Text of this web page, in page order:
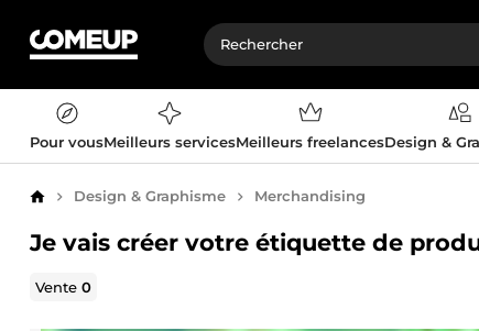
Pour vousMeilleurs servicesMeilleurs freelancesDesign &
AccueilDesign & Graphisme Merchandising
Je vais créer votre étiquette de
Vente0